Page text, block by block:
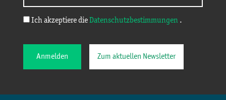
Ich akzeptiere die Datenschutzbestimmungen .
Anmelden Zum aktuellen Newsletter